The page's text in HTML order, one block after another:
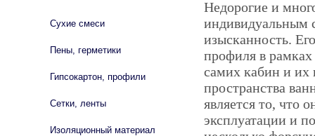
Недорогие и
индивидуальным
изысканность.
профиля в рамках
самих кабин и их
пространства
является то, что
эксплуатации и
Сухие смеси
Пены, герметики
Гипсокартон, профили
Сетки, ленты
Изоляционный материал